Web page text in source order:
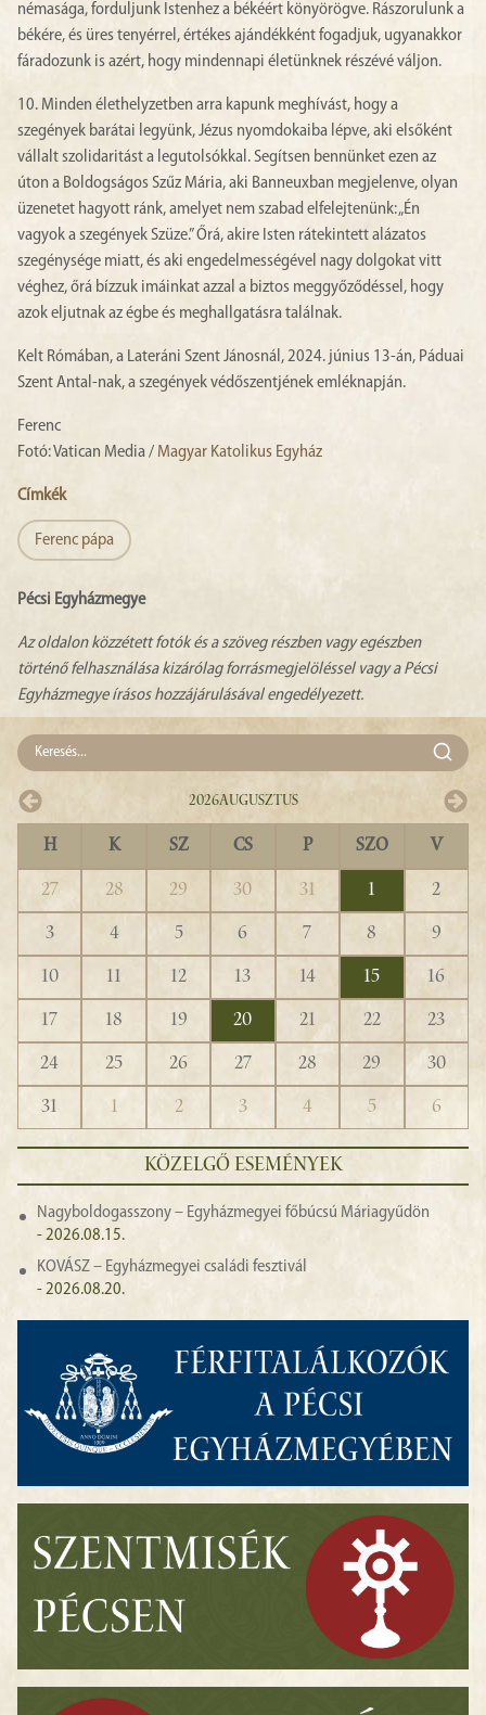
némasága, forduljunk Istenhez a békéért könyörögve. Rászorulunk a
békére, és üres tenyérrel, értékes ajándékként fogadjuk, ugyanakkor
fáradozunk is azért, hogy mindennapi életünknek részévé váljon.
10. Minden élethelyzetben arra kapunk meghívást, hogy a
szegények barátai legyünk, Jézus nyomdokaiba lépve, aki elsőként
vállalt szolidaritást a legutolsókkal. Segítsen bennünket ezen az
úton a Boldogságos Szűz Mária, aki Banneuxban megjelenve, olyan
üzenetet hagyott ránk, amelyet nem szabad elfelejtenünk: „Én
vagyok a szegények Szüze.” Őrá, akire Isten rátekintett alázatos
szegénysége miatt, és aki engedelmességével nagy dolgokat vitt
véghez, őrá bízzuk imáinkat azzal a biztos meggyőződéssel, hogy
azok eljutnak az égbe és meghallgatásra találnak.
Kelt Rómában, a Lateráni Szent Jánosnál, 2024. június 13-án, Páduai
Szent Antal-nak, a szegények védőszentjének emléknapján.
Ferenc
Fotó: Vatican Media / Magyar Katolikus Egyház
Címkék
Ferenc pápa
Pécsi Egyházmegye
Az oldalon közzétett fotók és a szöveg részben vagy egészben
történő felhasználása kizárólag forrásmegjelöléssel vagy a Pécsi
Egyházmegye írásos hozzájárulásával engedélyezett.
2026Augusztus
H K SZ CS P SZO V
27 28 29 30 31 1
2
3
4 5 6 7 8
9
10
11 12 13 14 15
16
17
18 19 20 21 22
23
24
25 26 27 28 29
30
31
1 2 3 4 5 6
KÖZELGŐ ESEMÉNYEK
Nagyboldogasszony – Egyházmegyei főbúcsú Máriagyűdön
- 2026.08.15.
KOVÁSZ – Egyházmegyei családi fesztivál
- 2026.08.20.